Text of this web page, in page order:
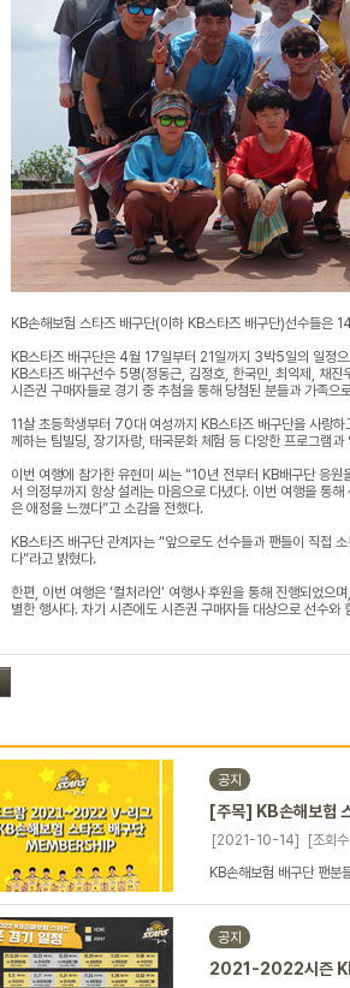
KB손해보험 스타즈 배구단(이하 KB스타즈 배구단)선수들은
KB스타즈 배구단은 4월 17일부터 21일까지 3박5일의 일정
KB스타즈 배구선수 5명(정동근, 김정호, 한국민, 최익제, 채
시즌권 구매자들로 경기 중 추첨을 통해 당첨된 분들과 가족으
11살 초등학생부터 70대 여성까지 KB스타즈 배구단을 사랑
께하는 팀빌딩, 장기자랑, 태국문화 체험 등 다양한 프로그램
이번 여행에 참가한 유현미 씨는 “10년 전부터 KB배구단 응
서 의정부까지 항상 설레는 마음으로 다녔다. 이번 여행을 통
은 애정을 느꼈다”고 소감을 전했다.
KB스타즈 배구단 관계자는 “앞으로도 선수들과 팬들이 직접
다”라고 밝혔다.
한편, 이번 여행은 ‘컬처라인’ 여행사 후원을 통해 진행되었
별한 행사다. 차기 시즌에도 시즌권 구매자들 대상으로 선수와
공지
[주목] KB손해보험
[2021-10-14] [조회
KB손해보험 배구단 팬분
공지
2021-2022시즌 KB